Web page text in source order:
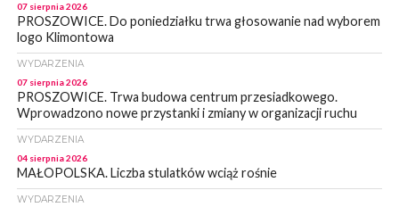
07 sierpnia 2026
PROSZOWICE. Do poniedziałku trwa głosowanie nad wyborem
logo Klimontowa
WYDARZENIA
07 sierpnia 2026
PROSZOWICE. Trwa budowa centrum przesiadkowego.
Wprowadzono nowe przystanki i zmiany w organizacji ruchu
WYDARZENIA
04 sierpnia 2026
MAŁOPOLSKA. Liczba stulatków wciąż rośnie
WYDARZENIA